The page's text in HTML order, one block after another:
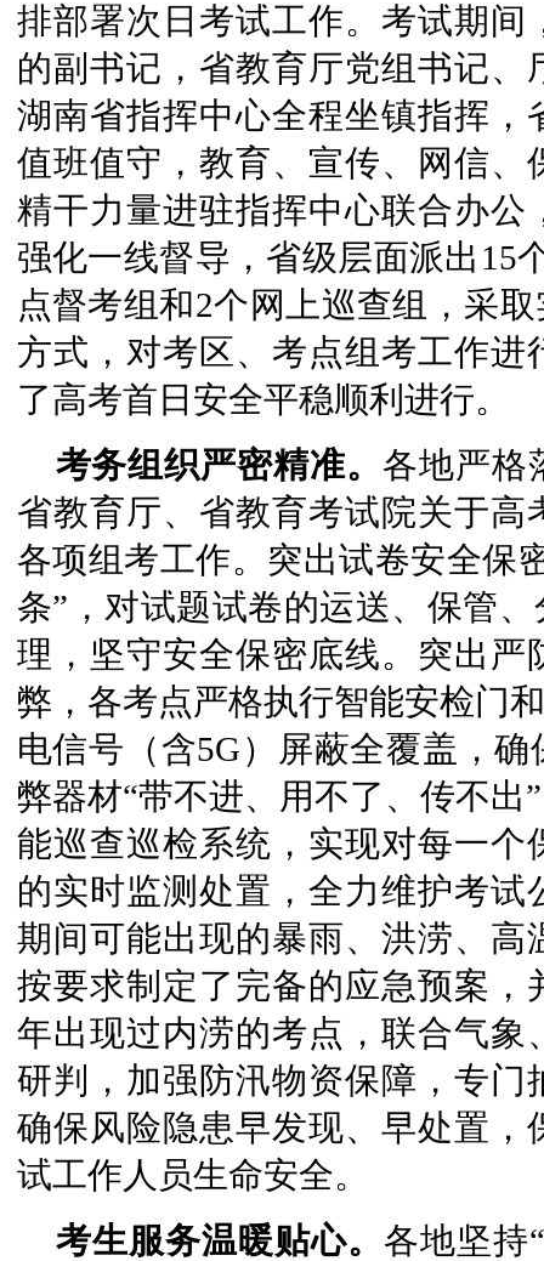
排部署次日考试工作。考试期
的副书记，省教育厅党组书记
湖南省指挥中心全程坐镇指挥
值班值守，教育、宣传、网信
精干力量进驻指挥中心联合办
强化一线督导，省级层面派出15
点督考组和2个网上巡查组，采
方式，对考区、考点组考工作
了高考首日安全平稳顺利进行。
考务组织严密精准。各地严格
省教育厅、省教育考试院关于
各项组考工作。突出试卷安全保
条”，对试题试卷的运送、保管
理，坚守安全保密底线。突出
弊，各考点严格执行智能安检门
电信号（含5G）屏蔽全覆盖，
弊器材“带不进、用不了、传不
能巡查巡检系统，实现对每一
的实时监测处置，全力维护考
期间可能出现的暴雨、洪涝、
按要求制定了完备的应急预案
年出现过内涝的考点，联合气
研判，加强防汛物资保障，专
确保风险隐患早发现、早处置
试工作人员生命安全。
考生服务温暖贴心。 各地坚持